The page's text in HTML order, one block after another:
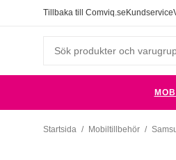
Tillbaka till Comviq.se Kundservice
Startsida / Mobiltillbehör /